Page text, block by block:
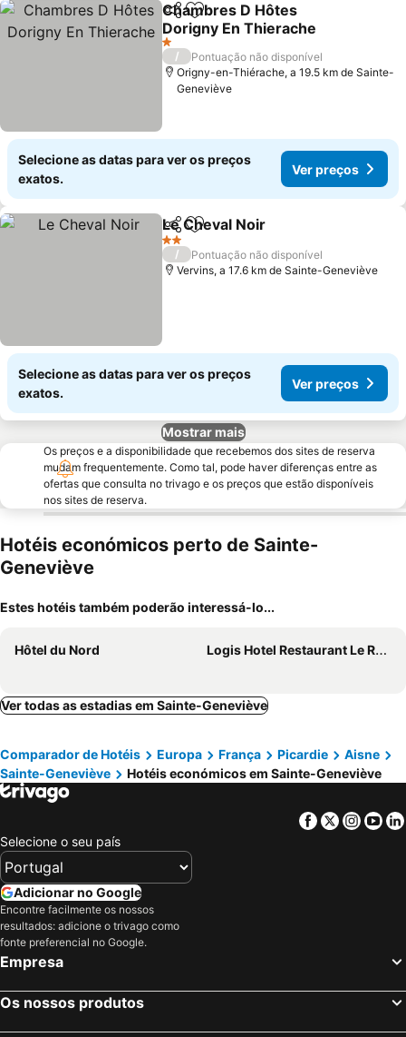
PartilharAdicionar aos favoritos
Chambres D Hôtes
Dorigny En Thierache
Ver preços
1 Estrelas
/
Pontuação não disponível
Origny-en-Thiérache, a 19.5 km de Sainte-
Geneviève
Selecione as datas para ver os preços
exatos.
Ver preços
PartilharAdicionar aos favoritos
Le Cheval Noir
2 Estrelas
/
Pontuação não disponível
Vervins, a 17.6 km de Sainte-Geneviève
Selecione as datas para ver os preços
exatos.
Ver preços
Mostrar mais
Os preços e a disponibilidade que recebemos dos sites de reserva
mudam frequentemente. Como tal, pode haver diferenças entre as
ofertas que consulta no trivago e os preços que estão disponíveis
nos sites de reserva.
Hotéis económicos perto de Sainte-
Geneviève
Estes hotéis também poderão interessá-lo...
Hôtel du Nord Logis Hotel Restaurant Le Relais Fleuri
Ver todas as estadias em Sainte-Geneviève
Comparador de Hotéis Europa França Picardie
Aisne
Sainte-Geneviève
Hotéis económicos em Sainte-Geneviève
Facebook
Twitter
Selecione o seu país
Adicionar no Google
Encontre facilmente os nossos
resultados: adicione o trivago como
fonte preferencial no Google.
Empresa
Os nossos produtos